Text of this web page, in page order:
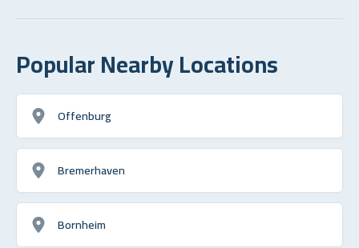
Popular Nearby Locations
Offenburg
Bremerhaven
Bornheim